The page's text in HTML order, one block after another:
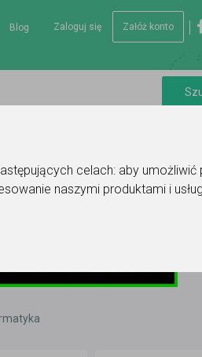
celach: aby
naszymi produktami i
Zaloguj się Załóż konto
Blog